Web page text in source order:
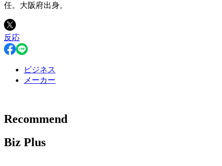
任。大阪府出身。
反応
ビジネス
メーカー
Recommend
Biz Plus